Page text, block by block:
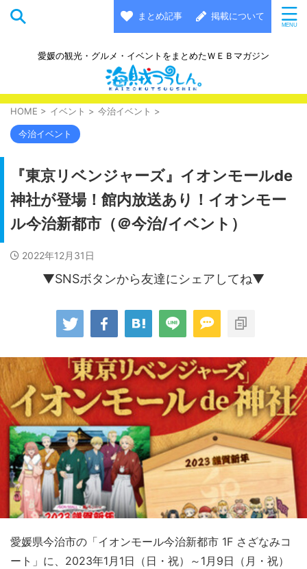
まとめ記事 掲載について
愛媛の観光・グルメ・イベントをまとめたＷＥＢマガジン
HOME > イベント > 今治イベント >
今治イベント
『東京リベンジャーズ』イオンモールde
神社が登場！館内放送あり！イオンモー
ル今治新都市（＠今治/イベント）
2022年12月31日
▼SNSボタンから友達にシェアしてね▼
愛媛県今治市の「イオンモール今治新都市 1F さざなみコ
ート」に、2023年1月1日（日・祝）～1月9日（月・祝）